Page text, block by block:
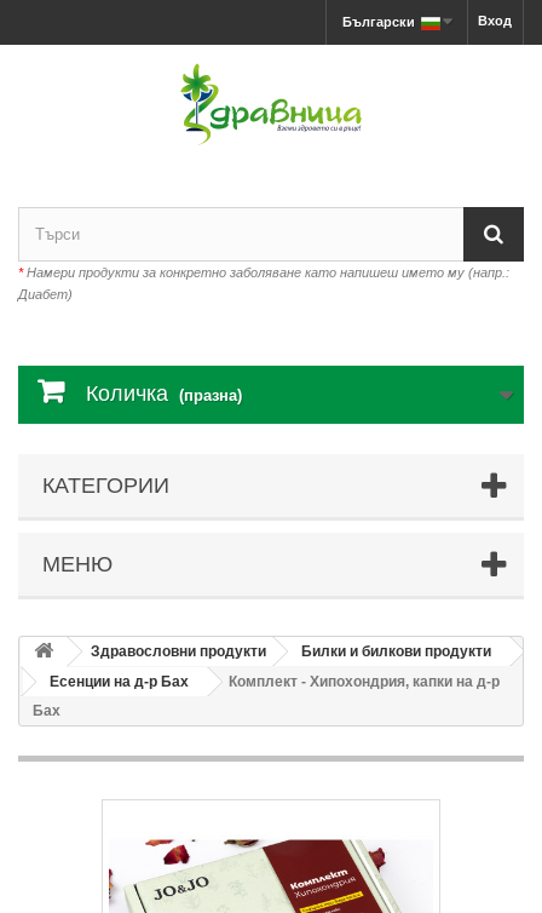
Вход
Български
*Намери продукти за конкретно заболяване като напишеш името му (напр.:
Диабет)
Количка (празна)
КАТЕГОРИИ
МЕНЮ
Здравословни продукти
Билки и билкови продукти
Есенции на д-р Бах
Комплект - Хипохондрия, капки на д-р
Бах